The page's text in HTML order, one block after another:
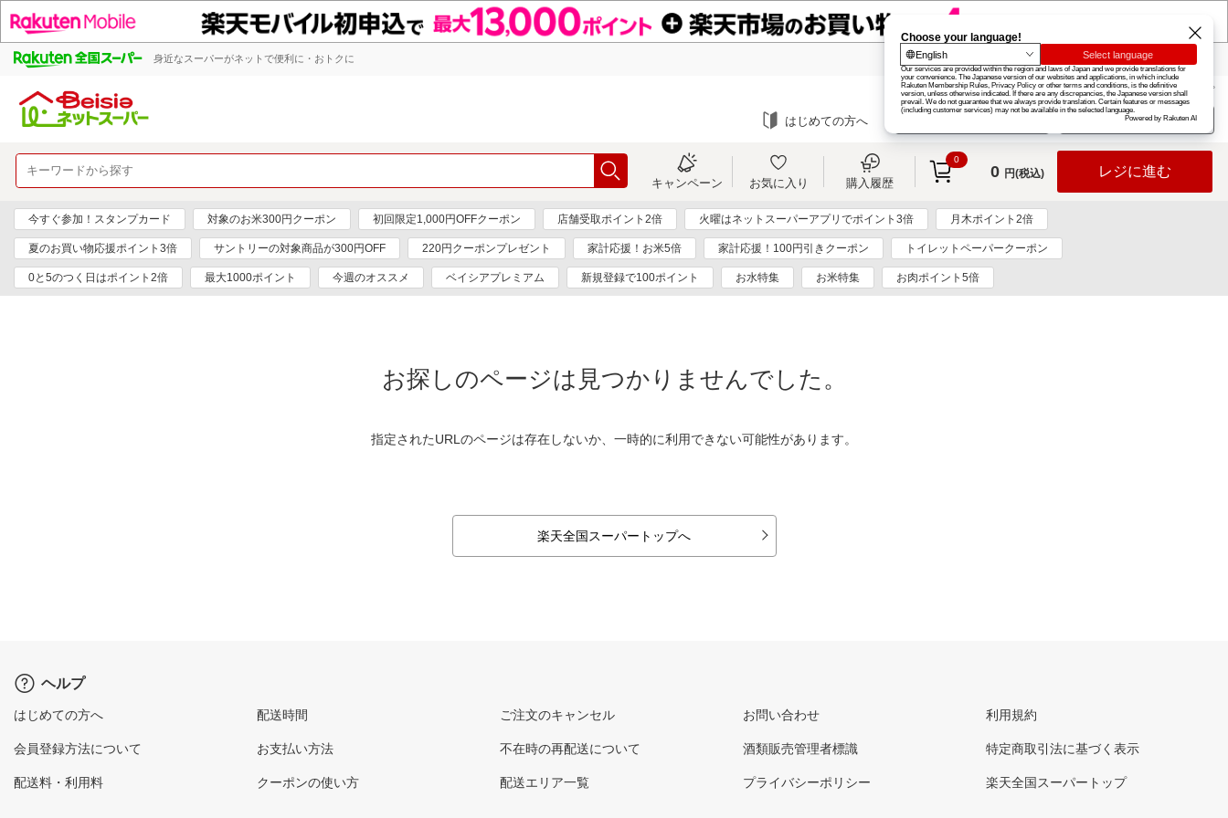
身近なスーパーがネットで便利に・おトクに 楽天グループ カード
お知らせ ヘルプ
はじめての方へ ログイン
キャンペーン お気に入り 購入履歴
0
0 円(税込) レジに進む
今すぐ参加！スタンプカード 対象のお米300円クーポン 初回限定1,000円OFFクーポン 店舗受取ポイント2倍 火曜はネットスーパーアプリでポイント3倍 月木ポイント2倍
夏のお買い物応援ポイント3倍 サントリーの対象商品が300円OFF 220円クーポンプレゼント 家計応援！お米5倍 家計応援！100円引きクーポン トイレットペーパークーポン
0と5のつく日はポイント2倍 最大1000ポイント 今週のオススメ ベイシアプレミアム 新規登録で100ポイント お水特集 お米特集 お肉ポイント5倍
お探しのページは見つかりませんでした。
指定されたURLのページは存在しないか、一時的に利用できない可能性があります。
楽天全国スーパートップへ
ヘルプ
はじめての方へ
会員登録方法について
配送料・利用料
配送時間
お支払い方法
クーポンの使い方
ご注文のキャンセル
不在時の再配送について
配送エリア一覧
お問い合わせ
酒類販売管理者標識
プライバシーポリシー
利用規約
特定商取引法に基づく表示
楽天全国スーパートップ